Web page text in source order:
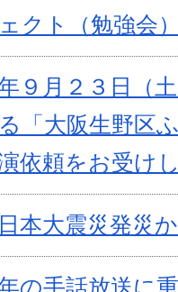
クト（勉強会
９月２３日（
「大阪生野区
依頼をお受け
本大震災発災
の手話放送に